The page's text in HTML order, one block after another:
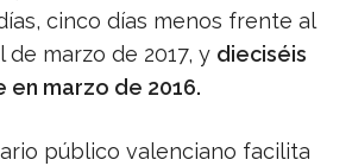
cinco días menos frente al
marzo de 2017, y dieciséis
en marzo de 2016.
público valenciano facilita